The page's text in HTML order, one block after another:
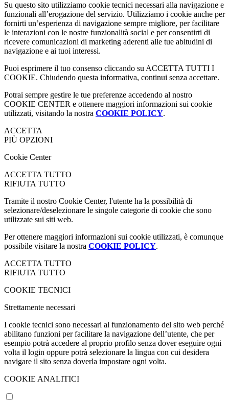
Su questo sito utilizziamo cookie tecnici necessari alla navigazione e
funzionali all’erogazione del servizio. Utilizziamo i cookie anche per
fornirti un’esperienza di navigazione sempre migliore, per facilitare
le interazioni con le nostre funzionalità social e per consentirti di
ricevere comunicazioni di marketing aderenti alle tue abitudini di
navigazione e ai tuoi interessi.
Puoi esprimere il tuo consenso cliccando su ACCETTA TUTTI I
COOKIE. Chiudendo questa informativa, continui senza accettare.
Potrai sempre gestire le tue preferenze accedendo al nostro
COOKIE CENTER e ottenere maggiori informazioni sui cookie
utilizzati, visitando la nostra COOKIE POLICY.
ACCETTA
PIÙ OPZIONI
Cookie Center
ACCETTA TUTTO
RIFIUTA TUTTO
Tramite il nostro Cookie Center, l'utente ha la possibilità di
selezionare/deselezionare le singole categorie di cookie che sono
utilizzate sui siti web.
Per ottenere maggiori informazioni sui cookie utilizzati, è comunque
possibile visitare la nostra COOKIE POLICY.
ACCETTA TUTTO
RIFIUTA TUTTO
COOKIE TECNICI
Strettamente necessari
I cookie tecnici sono necessari al funzionamento del sito web perché
abilitano funzioni per facilitare la navigazione dell’utente, che per
esempio potrà accedere al proprio profilo senza dover eseguire ogni
volta il login oppure potrà selezionare la lingua con cui desidera
navigare il sito senza doverla impostare ogni volta.
COOKIE ANALITICI